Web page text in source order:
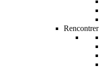
Rencontrer